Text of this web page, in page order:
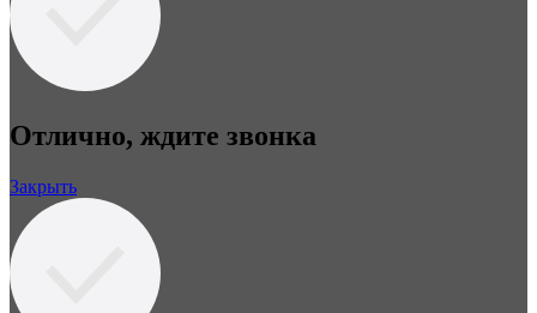
Отлично, ждите звонка
Закрыть